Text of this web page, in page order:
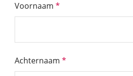
Voornaam *
Achternaam *